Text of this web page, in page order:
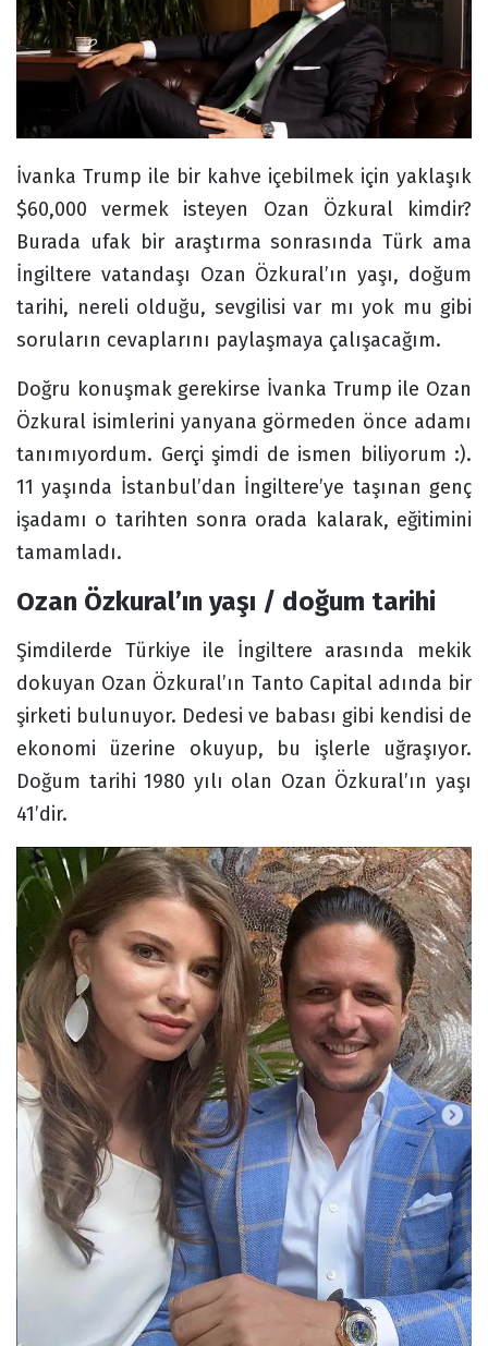
İvanka Trump ile bir kahve içebilmek için yaklaşık
$60,000 vermek isteyen Ozan Özkural kimdir?
Burada ufak bir araştırma sonrasında Türk ama
İngiltere vatandaşı Ozan Özkural’ın yaşı, doğum
tarihi, nereli olduğu, sevgilisi var mı yok mu gibi
soruların cevaplarını paylaşmaya çalışacağım.
Doğru konuşmak gerekirse İvanka Trump ile Ozan
Özkural isimlerini yanyana görmeden önce adamı
tanımıyordum. Gerçi şimdi de ismen biliyorum :).
11 yaşında İstanbul’dan İngiltere’ye taşınan genç
işadamı o tarihten sonra orada kalarak, eğitimini
tamamladı.
Ozan Özkural’ın yaşı / doğum tarihi
Şimdilerde Türkiye ile İngiltere arasında mekik
dokuyan Ozan Özkural’ın Tanto Capital adında bir
şirketi bulunuyor. Dedesi ve babası gibi kendisi de
ekonomi üzerine okuyup, bu işlerle uğraşıyor.
Doğum tarihi 1980 yılı olan Ozan Özkural’ın yaşı
41’dir.